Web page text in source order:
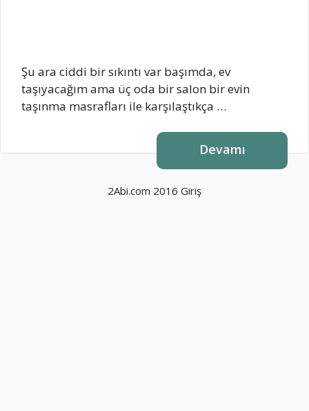
Şu ara ciddi bir sıkıntı var başımda, ev
taşıyacağım ama üç oda bir salon bir evin
taşınma masrafları ile karşılaştıkça …
Devamı
2Abi.com 2016 Giriş